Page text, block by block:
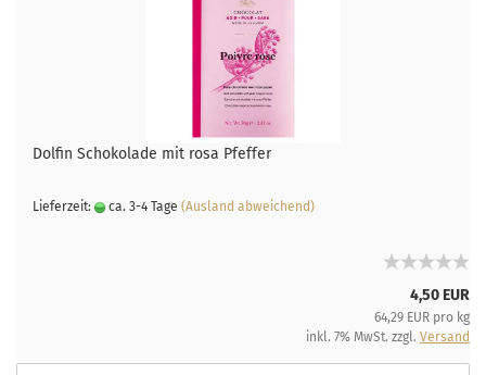
Dolfin Schokolade mit rosa Pfeffer
Lieferzeit: ca. 3-4 Tage (Ausland abweichend)
4,50 EUR
64,29 EUR pro kg
inkl. 7% MwSt. zzgl. Versand